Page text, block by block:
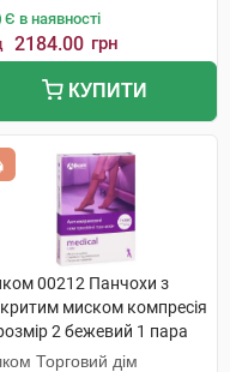
Є в наявності
2184.00 грн
КУПИТИ
00212 Панчохи з
миском компресія
2 бежевий 1 пара
Торговий дім